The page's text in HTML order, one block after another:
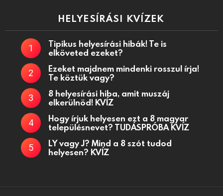
HELYESÍRÁSI KVÍZEK
Tipikus helyesírási hibák! Te is
elköveted ezeket?
Ezeket majdnem mindenki rosszul írja!
Te köztük vagy?
8 helyesírási hiba, amit muszáj
elkerülnöd! KVÍZ
Hogy írjuk helyesen ezt a 8 magyar
településnevet? TUDÁSPRÓBA KVÍZ
LY vagy J? Mind a 8 szót tudod
helyesen? KVÍZ